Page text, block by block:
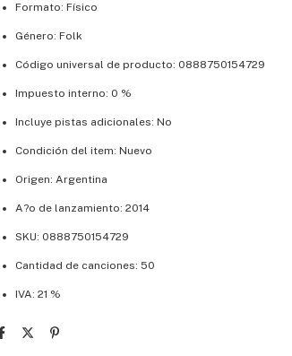
Formato: Físico
Género: Folk
Código universal de producto: 0888750154729
Impuesto interno: 0 %
Incluye pistas adicionales: No
Condición del item: Nuevo
Origen: Argentina
A?o de lanzamiento: 2014
SKU: 0888750154729
Cantidad de canciones: 50
IVA: 21 %